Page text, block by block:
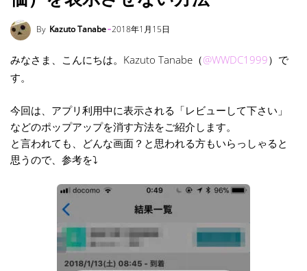
By Kazuto Tanabe 2018年1月15日
みなさま、こんにちは。Kazuto Tanabe（@WWDC1999）で
す。
今回は、アプリ利用中に表示される「レビューして下さい」
などのポップアップを消す方法をご紹介します。
と言われても、どんな画面？と思われる方もいらっしゃると
思うので、参考を⤵︎